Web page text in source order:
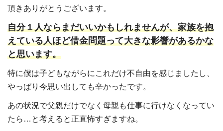
頂きありがとうございます。
自分１人ならまだいいかもしれませんが、家族を抱
えている人ほど借金問題って大きな影響があるかな
と思います。
特に僕は子どもながらにこれだけ不自由を感じましたし、
やっぱり今思い出しても辛かったです。
あの状況で父親だけでなく母親も仕事に行けなくなってい
たら…と考えると正直怖すぎますね。